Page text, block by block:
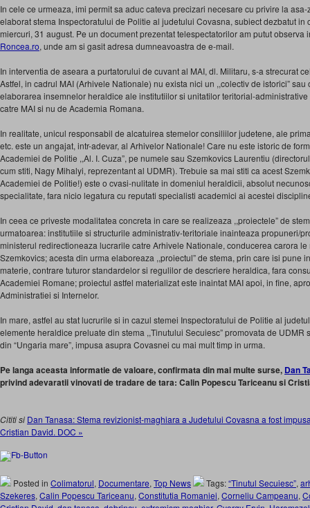
In cele ce urmeaza, imi permit sa aduc cateva precizari necesare cu privire la
elaborat stema Inspectoratului de Politie al judetului Covasna, subiect dezbatut
miercuri, 31 august. Pe un document prezentat telespectatorilor am putut observa
Roncea.ro, unde am si gasit adresa dumneavoastra de e-mail.
In interventia de aseara a purtatorului de cuvant al MAI, dl. Militaru, s-a strecurat
Astfel, in cadrul MAI (Arhivele Nationale) nu exista nici un ,,colectiv de istorici” sau
elaborarea insemnelor heraldice ale institutiilor si unitatilor teritorial-
catre MAI si nu de Academia Romana.
In realitate, unicul responsabil de alcatuirea stemelor consiliilor judetene, ale
etc. este un angajat, intr-adevar, al Arhivelor Nationale! Care nu este istoric de
Academiei de Politie ,,Al. I. Cuza”, pe numele sau Szemkovics Laurentiu
cum stiti, Nagy Mihalyi, reprezentant al UDMR). Trebuie sa mai stiti ca acest
Academiei de Politie!) este o cvasi-nulitate in domeniul heraldicii, absolut
specialitate, fara nicio legatura cu reputati specialisti academici ai acestei
In ceea ce priveste modalitatea concreta in care se realizeaza ,,proiectele” de
urmatoarea: institutiile si structurile administrativ-teritoriale inainteaza propuneri/
ministerul redirectioneaza lucrarile catre Arhivele Nationale, conducerea carora
Szemkovics; acesta din urma elaboreaza ,,proiectul” de stema, prin care isi pune
materie, contrare tuturor standardelor si regulilor de descriere heraldica, fara
Academiei Romane; proiectul astfel materializat este inaintat MAI apoi, in fine,
Administratiei si Internelor.
In mare, astfel au stat lucrurile si in cazul stemei Inspectoratului de Politie al
elemente heraldice preluate din stema ,,Tinutului Secuiesc” promovata de UDMR
din “Ungaria mare”, impusa asupra Covasnei cu mai mult timp in urma.
Pe langa aceasta informatie de valoare, confirmata din mai multe surse, Dan
privind adevaratii vinovati de tradare de tara: Calin Popescu Tariceanu si
Cititi si Dan Tanasa: Stema revizionist-maghiara a Judetului Covasna a fost
Cristian David. DOC »
Posted in Colimatorul, Documentare, Top News Tags:“Tinutul Secuiesc”,
Szekeres, Calin Popescu Tariceanu, Constitutia Romaniei, Corneliu Campeanu,